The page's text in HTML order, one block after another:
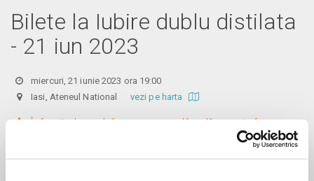
Bilete la Iubire dublu distilata
- 21 iun 2023
miercuri, 21 iunie 2023 ora 19:00
Iasi, Ateneul National vezi pe harta
În funcție de ora de începere, accesul în sală se poate face cu o
oră / cu 40 minute mai devreme, fiind permis cu până la 10 minute